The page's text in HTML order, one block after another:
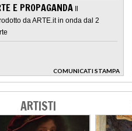
E PROPAGANDA Il
da ARTE.it in onda dal 2
COMUNICATI STAMPA
>
ARTISTI